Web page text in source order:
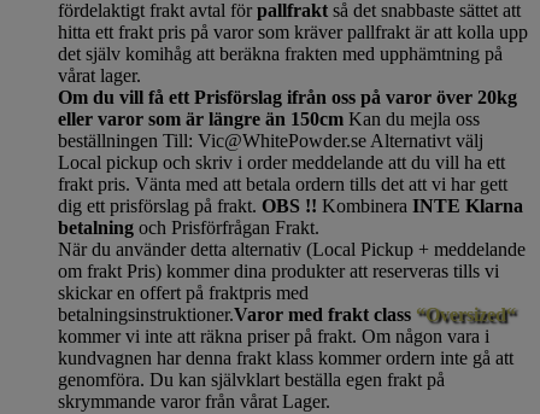
fördelaktigt frakt avtal förpallfrakt så det snabbaste sättet att
hitta ett frakt pris på varor som kräver pallfrakt är att kolla upp
det själv komihåg att beräkna frakten med upphämtning på
vårat lager.
Om du vill få ett Prisförslag ifrån oss på varor över 20kg
eller varor som är längre än 150cm Kan du mejla oss
beställningen Till: Vic@WhitePowder.se Alternativt välj
Local pickup och skriv i order meddelande att du vill ha ett
frakt pris. Vänta med att betala ordern tills det att vi har gett
dig ett prisförslag på frakt. OBS !! Kombinera INTE Klarna
betalning och Prisförfrågan Frakt.
När du använder detta alternativ (Local Pickup + meddelande
om frakt Pris) kommer dina produkter att reserveras tills vi
skickar en offert på fraktpris med
betalningsinstruktioner.Varor med frakt class “Oversized“
kommer vi inte att räkna priser på frakt. Om någon vara i
kundvagnen har denna frakt klass kommer ordern inte gå att
genomföra. Du kan självklart beställa egen frakt på
skrymmande varor från vårat Lager.